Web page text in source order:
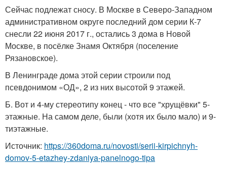
Сейчас подлежат сносу. В Москве в Северо-Западном
административном округе последний дом серии К-7
снесли 22 июня 2017 г., остались 3 дома в Новой
Москве, в посёлке Знамя Октября (поселение
Рязановское).
В Ленинграде дома этой серии строили под
псевдонимом «ОД», 2 из них высотой 9 этажей.
Б. Вот и 4-му стереотипу конец - что все "хрущёвки" 5-
этажные. На самом деле, были (хотя их было мало) и 9-
тиэтажные.
Источник: https://360doma.ru/novosti/serii-kirpichnyh-
domov-5-etazhey-zdaniya-panelnogo-tipa